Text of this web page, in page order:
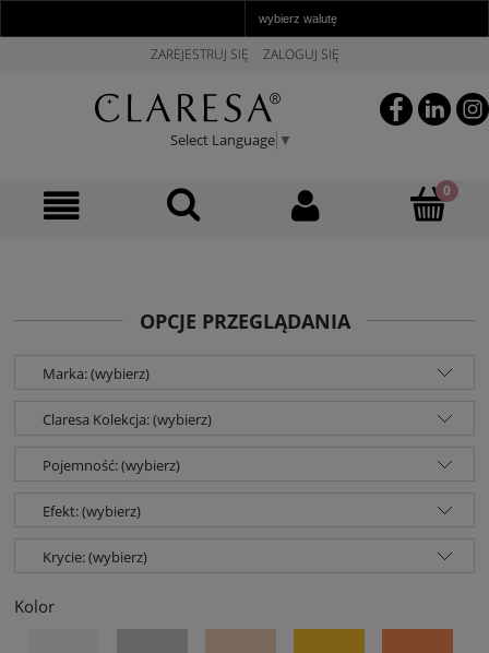
ZAREJESTRUJ SIĘ ZALOGUJ SIĘ
Select Language ▼
OPCJE PRZEGLĄDANIA
Marka: (wybierz)
Claresa Kolekcja: (wybierz)
Pojemność: (wybierz)
Efekt: (wybierz)
Krycie: (wybierz)
Kolor